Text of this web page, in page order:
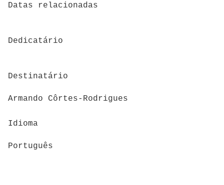
Datas relacionadas
Dedicatário
Destinatário
Armando Côrtes-Rodrigues
Idioma
Português